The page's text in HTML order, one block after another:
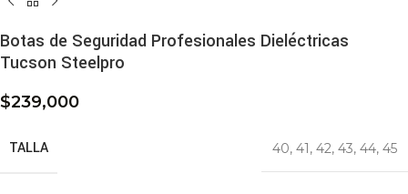
Botas de Seguridad Profesionales Dieléctricas
Tucson Steelpro
$239,000
TALLA 40, 41 , 42, 43, 44, 45